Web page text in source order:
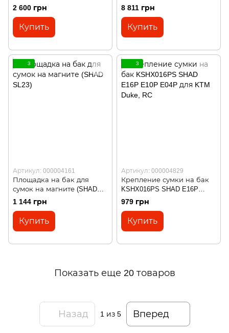
2 600 грн
Купить
CBR500R 14год
8 811 грн
Купить
3
Артикул: 000004161
Площадка на бак для
сумок на магните (SHAD
SL23)
1 144 грн
Купить
3
Артикул: 000004829
Крепление сумки на бак
KSHX016PS SHAD E16P
E10P E04P для KTM Duke,
979 грн
Купить
Показать еще 20 товаров
Назад 1из 5 Вперед